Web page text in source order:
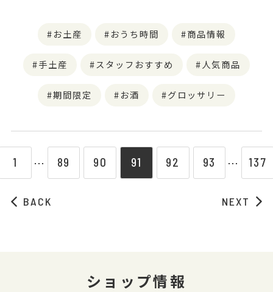
お土産 おうち時間 商品情報
手土産 スタッフおすすめ 人気商品
期間限定 お酒 グロッサリー
BACK
1 ⋯ 89 90 91 92 93 ⋯ 137
NEXT
ショップ情報